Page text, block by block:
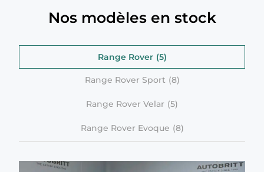
Nos modèles en stock
Range Rover
Range Rover Sport
Range Rover Velar
Range Rover Evoque